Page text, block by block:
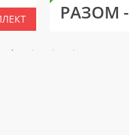
РАЗОМ -